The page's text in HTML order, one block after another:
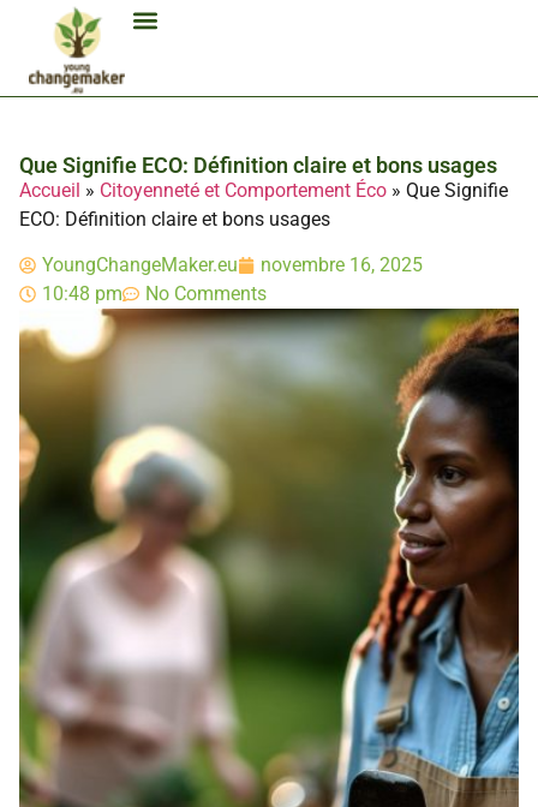
Que Signifie ECO: Définition claire et bons usages
Accueil » Citoyenneté et Comportement Éco » Que Signifie
ECO: Définition claire et bons usages
YoungChangeMaker.eu
novembre 16, 2025
10:48 pm
No Comments